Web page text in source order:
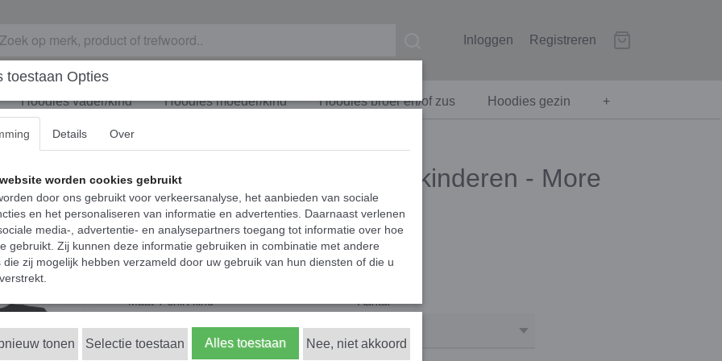
Inloggen Registreren
Hoodies vader/kind Hoodies moeder/kind Hoodies broer en/of zus Hoodies gezin +
- More love
Matching los T-shirt voor kinderen - More
love
€ 18,95 (inclusief btw 21%)
Maat T-shirt kind Aantal
toestaan Opties
Details Over
worden cookies gebruikt
door ons gebruikt voor verkeersanalyse, het aanbieden van sociale
en het personaliseren van informatie en advertenties. Daarnaast verlenen
media-, advertentie- en analysepartners toegang tot informatie over hoe
gebruikt. Zij kunnen deze informatie gebruiken in combinatie met andere
die zij mogelijk hebben verzameld door uw gebruik van hun diensten of die u
tonen Selectie toestaan Alles toestaan Nee, niet akkoord